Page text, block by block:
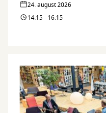
24. august 2026
14:15 - 16:15